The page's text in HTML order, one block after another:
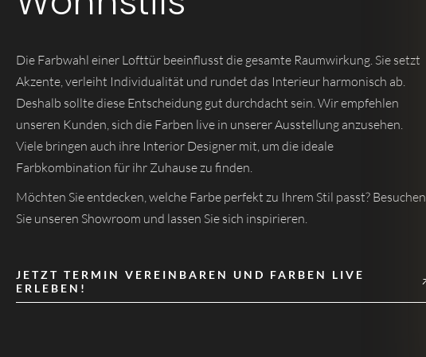
Die Farbwahl einer Lofttür beeinflusst die gesamte Raumwirkung. Sie setzt
Akzente, verleiht Individualität und rundet das Interieur harmonisch ab.
Deshalb sollte diese Entscheidung gut durchdacht sein. Wir empfehlen
unseren Kunden, sich die Farben live in unserer Ausstellung anzusehen.
Viele bringen auch ihre Interior Designer mit, um die ideale
Farbkombination für ihr Zuhause zu finden.
Möchten Sie entdecken, welche Farbe perfekt zu Ihrem Stil passt? Besuchen
Sie unseren Showroom und lassen Sie sich inspirieren.
JETZT TERMIN VEREINBAREN UND FARBEN LIVE
ERLEBEN!